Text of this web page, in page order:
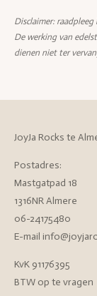
Disclaimer:
De werking van
dienen niet ter
JoyJa Rocks te
Postadres:
Mastgatpad 18
1316NR Almere
06-24175480
E-mail
KvK 91176395
BTW op te vragen